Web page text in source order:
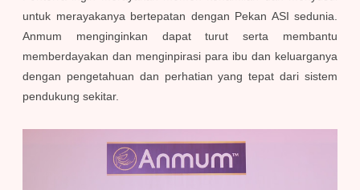
untuk merayakanya bertepatan dengan Pekan ASI sedunia.
Anmum menginginkan dapat turut serta membantu
memberdayakan dan menginpirasi para ibu dan keluarganya
dengan pengetahuan dan perhatian yang tepat dari sistem
pendukung sekitar.